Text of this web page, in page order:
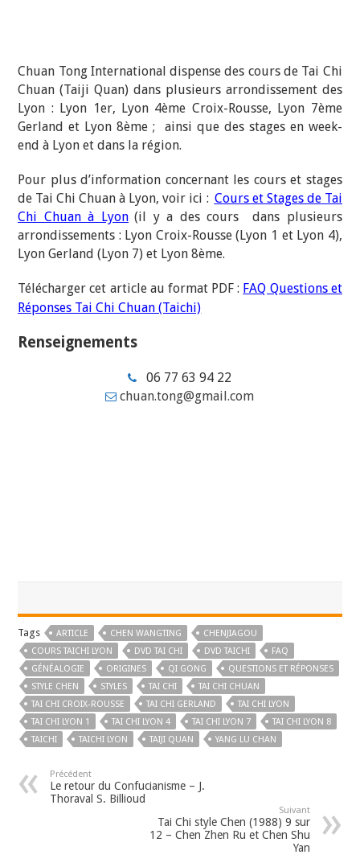
Chuan Tong International dispense des cours de Tai Chi
Chuan (Taiji Quan) dans plusieurs arrondissement des
Lyon : Lyon 1er, Lyon 4ème Croix-Rousse, Lyon 7ème
Gerland et Lyon 8ème ; ainsi que des stages en week-
end à Lyon et dans la région.
Pour plus d’information concernant les cours et stages
de Tai Chi Chuan à Lyon, voir ici : Cours et Stages de Tai
Chi Chuan à Lyon (il y a des cours dans plusieurs
arrondissements : Lyon Croix-Rousse (Lyon 1 et Lyon 4),
Lyon Gerland (Lyon 7) et Lyon 8ème.
Télécharger cet article au format PDF : FAQ Questions et
Réponses Tai Chi Chuan (Taichi)
Renseignements
06 77 63 94 22
chuan.tong@gmail.com
Tags ARTICLE CHEN WANGTING
CHENJIAGOU
COURS TAICHI LYON
DVD TAI CHI DVD TAICHI
FAQ
GÉNÉALOGIE
ORIGINES QI GONG
QUESTIONS ET RÉPONSES
STYLE CHEN
STYLES TAI CHI
TAI CHI CHUAN
TAI CHI CROIX-ROUSSE
TAI CHI GERLAND
TAI CHI LYON
TAI CHI LYON 1
TAI CHI LYON 4 TAI CHI LYON 7
TAI CHI LYON 8
TAICHI
TAICHI LYON TAIJI QUAN YANG LU CHAN
Précédent
Le retour du Confucianisme – J.
Thoraval S. Billioud
Suivant
Tai Chi style Chen (1988) 9 sur
12 – Chen Zhen Ru et Chen Shu
Yan